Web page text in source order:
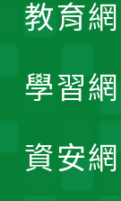
教育
學習
資安